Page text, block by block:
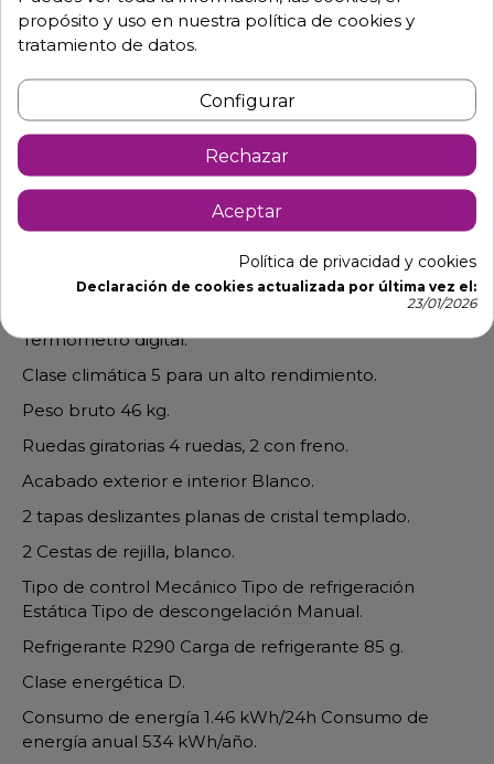
Descripción Detalles de producto
Arcon congelador para helados con
puerta cristal
Incluye juego completo de cestos.
Termómetro digital.
Clase climática 5 para un alto rendimiento.
Peso bruto 46 kg.
Ruedas giratorias 4 ruedas, 2 con freno.
Acabado exterior e interior Blanco.
2 tapas deslizantes planas de cristal templado.
2 Cestas de rejilla, blanco.
Tipo de control Mecánico Tipo de refrigeración
Estática Tipo de descongelación Manual.
Refrigerante R290 Carga de refrigerante 85 g.
Clase energética D.
Consumo de energía 1.46 kWh/24h Consumo de
energía anual 534 kWh/año.
propósito y uso en nuestra política de cookies y
tratamiento de datos.
Configurar
Rechazar
Aceptar
Política de privacidad y cookies
Declaración de cookies actualizada por última vez el:
23/01/2026